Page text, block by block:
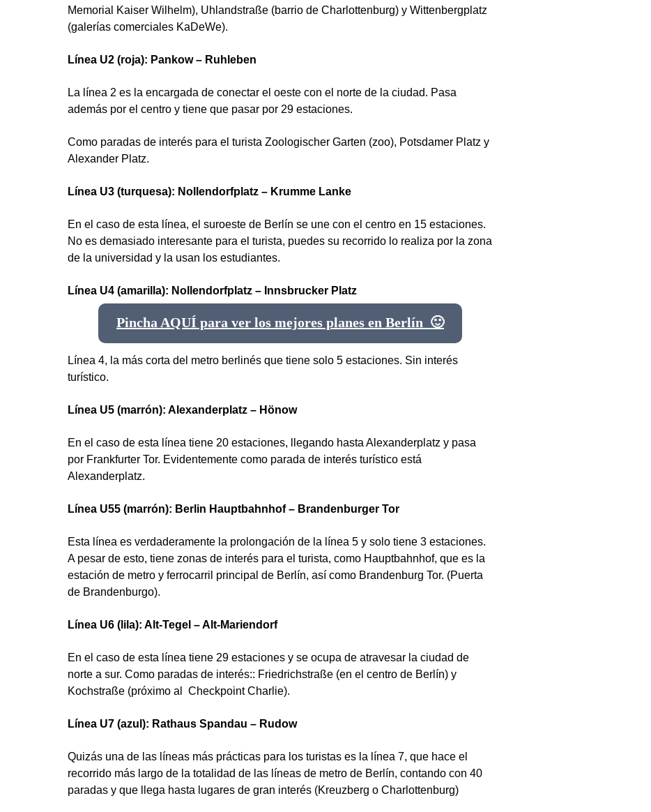
Memorial Kaiser Wilhelm), Uhlandstraße (barrio de Charlottenburg) y Wittenbergplatz
(galerías comerciales KaDeWe).
Línea U2 (roja): Pankow – Ruhleben
La línea 2 es la encargada de conectar el oeste con el norte de la ciudad. Pasa
además por el centro y tiene que pasar por 29 estaciones.
Como paradas de interés para el turista Zoologischer Garten (zoo), Potsdamer Platz y
Alexander Platz.
Línea U3 (turquesa): Nollendorfplatz – Krumme Lanke
En el caso de esta línea, el suroeste de Berlín se une con el centro en 15 estaciones.
No es demasiado interesante para el turista, puedes su recorrido lo realiza por la zona
de la universidad y la usan los estudiantes.
Línea U4 (amarilla): Nollendorfplatz – Innsbrucker Platz
Pincha AQUÍ para ver los mejores planes en Berlín 🙂
Línea 4, la más corta del metro berlinés que tiene solo 5 estaciones. Sin interés
turístico.
Línea U5 (marrón): Alexanderplatz – Hönow
En el caso de esta línea tiene 20 estaciones, llegando hasta Alexanderplatz y pasa
por Frankfurter Tor. Evidentemente como parada de interés turístico está
Alexanderplatz.
Línea U55 (marrón): Berlin Hauptbahnhof – Brandenburger Tor
Esta línea es verdaderamente la prolongación de la línea 5 y solo tiene 3 estaciones.
A pesar de esto, tiene zonas de interés para el turista, como Hauptbahnhof, que es la
estación de metro y ferrocarril principal de Berlín, así como Brandenburg Tor. (Puerta
de Brandenburgo).
Línea U6 (lila): Alt-Tegel – Alt-Mariendorf
En el caso de esta línea tiene 29 estaciones y se ocupa de atravesar la ciudad de
norte a sur. Como paradas de interés:: Friedrichstraße (en el centro de Berlín) y
Kochstraße (próximo al Checkpoint Charlie).
Línea U7 (azul): Rathaus Spandau – Rudow
Quizás una de las líneas más prácticas para los turistas es la línea 7, que hace el
recorrido más largo de la totalidad de las líneas de metro de Berlín, contando con 40
paradas y que llega hasta lugares de gran interés (Kreuzberg o Charlottenburg)